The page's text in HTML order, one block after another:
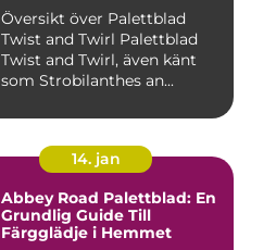
Översikt över Palettblad
Twist and Twirl Palettblad
Twist and Twirl, även känt
som Strobilanthes an...
14. jan
Abbey Road Palettblad: En
Grundlig Guide Till
Färgglädje i Hemmet